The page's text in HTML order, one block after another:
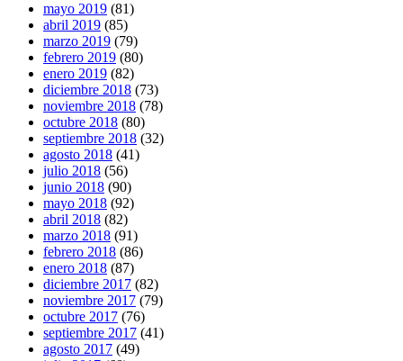
mayo 2019 (81)
abril 2019 (85)
marzo 2019 (79)
febrero 2019 (80)
enero 2019 (82)
diciembre 2018 (73)
noviembre 2018 (78)
octubre 2018 (80)
septiembre 2018 (32)
agosto 2018 (41)
julio 2018 (56)
junio 2018 (90)
mayo 2018 (92)
abril 2018 (82)
marzo 2018 (91)
febrero 2018 (86)
enero 2018 (87)
diciembre 2017 (82)
noviembre 2017 (79)
octubre 2017 (76)
septiembre 2017 (41)
agosto 2017 (49)